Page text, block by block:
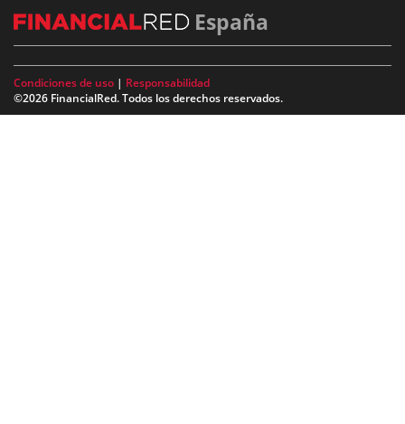
España
Condiciones de uso | Responsabilidad
©2026 FinancialRed. Todos los derechos reservados.